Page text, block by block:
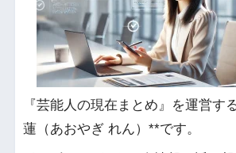
『芸能人の現在まとめ』を運営す
蓮（あおやぎ れん）**です。